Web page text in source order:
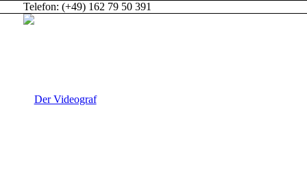
Telefon: (+49) 162 79 50 391